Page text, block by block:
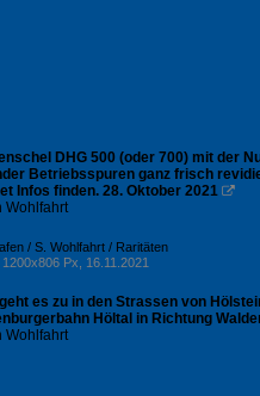
DHG 500 (oder 700) mit der
Betriebsspuren ganz frisch
Infos finden. 28. Oktober 2021 
Wohlfahrt
/ S. Wohlfahrt / Raritäten
1200x806 Px, 16.11.2021
es zu in den Strassen von
Höltal in Richtung
Wohlfahrt